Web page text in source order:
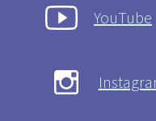
YouTube